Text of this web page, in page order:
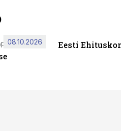
08.10.2026 Eesti